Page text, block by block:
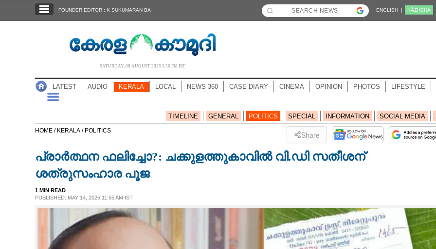
NOTIFIED NEWS
NEWS 360
CASE DIARY
FOUNDER EDITOR : K SUKUMARAN BA ENGLISH | KĀZHCHA
SATURDAY, 08 AUGUST 2026 3.56 PM IST
LATEST AUDIO KERALA LOCAL NEWS 360 CASE DIARY CINEMA OPINION PHOTOS LIFESTYLE
TIMELINE GENERAL POLITICS SPECIAL INFORMATION SOCIAL MEDIA
HOME / KERALA / POLITICS Share
പ്രാർത്ഥന ഫലിച്ചോ?: ചക്കുളത്തുകാവിൽ വി.ഡി സതീശന്
ശത്രുസംഹാര പൂജ
1 MIN READ
PUBLISHED: MAY 14, 2026 11:55 AM IST